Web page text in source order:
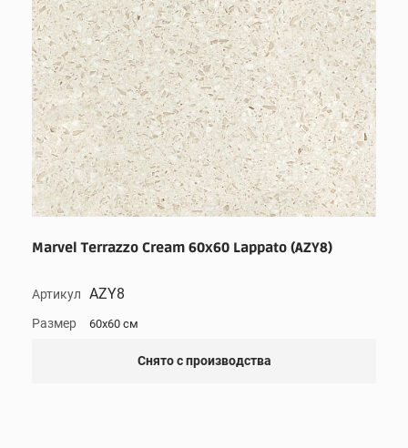
Marvel Terrazzo Cream 60x60 Lappato (AZY8)
Артикул AZY8
Размер 60x60 см
Снято с производства